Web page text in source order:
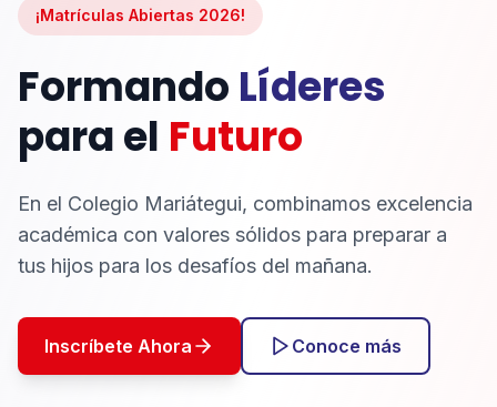
¡Matrículas Abiertas 2026!
Formando Líderes
para el Futuro
En el Colegio Mariátegui, combinamos excelencia
académica con valores sólidos para preparar a
tus hijos para los desafíos del mañana.
Inscríbete Ahora Conoce más